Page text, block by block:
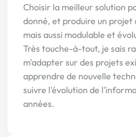
Choisir la meilleur solution
donné, et produire un projet
mais aussi modulable et
Très touche-à-tout, je sais
m'adapter sur des projets
apprendre de nouvelle
suivre l'évolution de
années.